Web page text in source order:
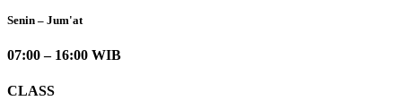
Senin – Jum'at
07:00 – 16:00 WIB
CLASS